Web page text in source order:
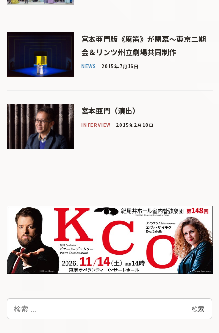
宮本亜門版《魔笛》が開幕〜東京二期
会＆リンツ州立劇場共同制作
NEWS 2015年7月16日
宮本亜門（演出）
INTERVIEW 2015年2月18日
検索